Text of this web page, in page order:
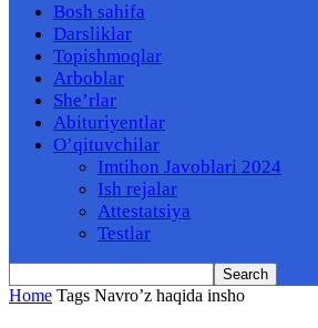
Bosh sahifa
Darsliklar
Topishmoqlar
Arboblar
She’rlar
Abituriyentlar
O’qituvchilar
Imtihon Javoblari 2024
Ish rejalar
Attestatsiya
Testlar
Home Tags Navro’z haqida insho